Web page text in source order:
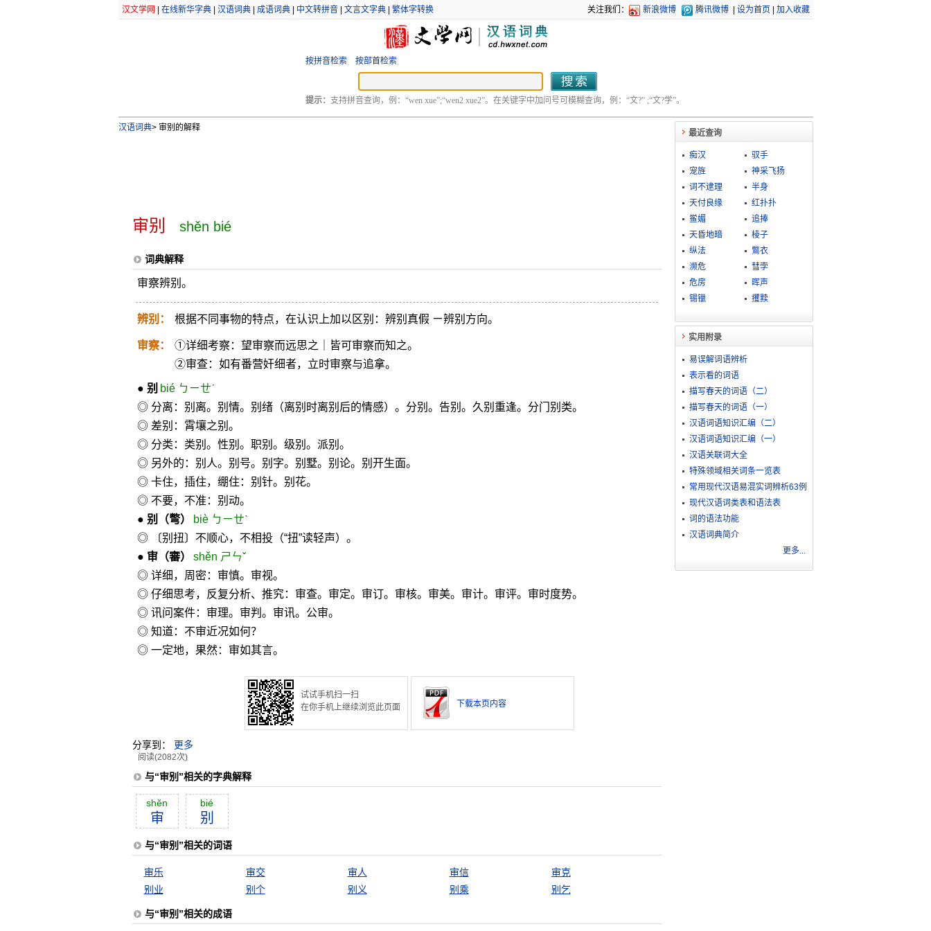
汉文学网 在线新华字典| 汉语词典| 成语词典| 中文转拼音| 文言文字典| 繁体字转换 关注我们： 新浪微博 腾讯微博 设为首页 加入收藏
按拼音检索 按部首检索
提示： 支持拼音查询，例：“wen xue”;“wen2 xue2”。在关键字中加问号可模糊查询，例：“文?” ;“文?学”。
汉语词典>审别的解释
审别 shěn bié
词典解释
审察辨别。
辨别： 根据不同事物的特点，在认识上加以区别：辨别真假 ㄧ辨别方向。
审察：
①详细考察：望审察而远思之｜皆可审察而知之。
②审查：如有番营奸细者，立时审察与追拿。
● 别 bié ㄅㄧㄝˊ
◎ 分离：别离。别情。别绪（离别时离别后的情感）。分别。告别。久别重逢。分门别类。
◎ 差别：霄壤之别。
◎ 分类：类别。性别。职别。级别。派别。
◎ 另外的：别人。别号。别字。别墅。别论。别开生面。
◎ 卡住，插住，绷住：别针。别花。
◎ 不要，不准：别动。
● 别 （彆）
biè ㄅㄧㄝˋ
◎ 〔别扭〕不顺心，不相投（“扭”读轻声）。
● 审（審）
shěn ㄕㄣˇ
◎ 详细，周密：审慎。审视。
◎ 仔细思考，反复分析、推究：审查。审定。审订。审核。审美。审计。审评。审时度势。
◎ 讯问案件：审理。审判。审讯。公审。
◎ 知道：不审近况如何？
◎ 一定地，果然：审如其言。
试试手机扫一扫
在你手机上继续浏览此页面
下载本页内容
分享到： 更多
阅读(2082次)
与“审别”相关的字典解释
shĕn
审
bié
别
与“审别”相关的词语
审乐 审交 审人 审信
审克
别业
别个 别义 别乘 别乞
与“审别”相关的成语
最近查询
痴汉
驭手
宠旌
神采飞扬
词不逮理
半身
天付良缘
红扑扑
鲎媚
追捧
天昏地暗
棱子
纵法
鷩衣
濒危
彗孛
危房
晖声
锡镴
攫黩
实用附录
易误解词语辨析
表示看的词语
描写春天的词语（二）
描写春天的词语（一）
汉语词语知识汇编（二）
汉语词语知识汇编（一）
汉语关联词大全
特殊领域相关词条一览表
常用现代汉语易混实词辨析63例
现代汉语词类表和语法表
词的语法功能
汉语词典简介
更多...